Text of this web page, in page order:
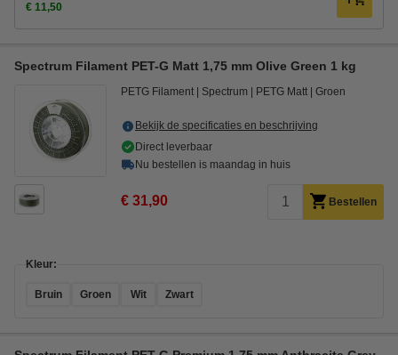
€ 11,50
Spectrum Filament PET-G Matt 1,75 mm Olive Green 1 kg
PETG Filament Spectrum PETG Matt Groen
Bekijk de specificaties en beschrijving
Direct leverbaar
Nu bestellen is maandag in huis
€ 31,90 Bestellen
Kleur:
Bruin Groen Wit Zwart